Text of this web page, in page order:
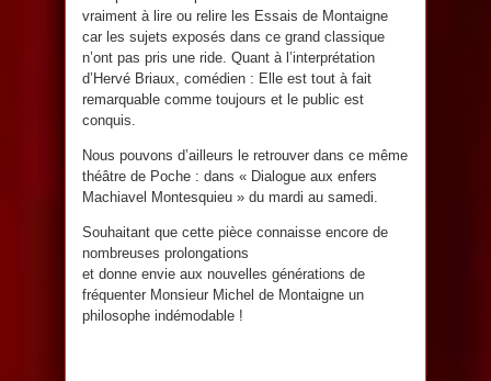
vraiment à lire ou relire les Essais de Montaigne
car les sujets exposés dans ce grand classique
n’ont pas pris une ride. Quant à l’interprétation
d’Hervé Briaux, comédien : Elle est tout à fait
remarquable comme toujours et le public est
conquis.
Nous pouvons d’ailleurs le retrouver dans ce même
théâtre de Poche : dans « Dialogue aux enfers
Machiavel Montesquieu » du mardi au samedi.
Souhaitant que cette pièce connaisse encore de
nombreuses prolongations
et donne envie aux nouvelles générations de
fréquenter Monsieur Michel de Montaigne un
philosophe indémodable !